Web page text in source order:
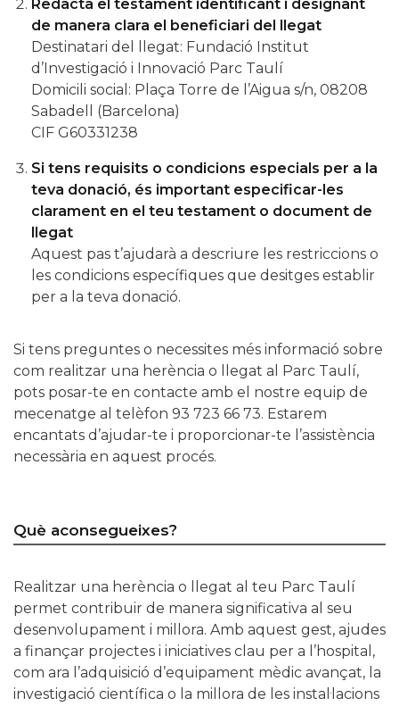
Redacta el testament identificant i designant
de manera clara el beneficiari del llegat
Destinatari del llegat: Fundació Institut
d’Investigació i Innovació Parc Taulí
Domicili social: Plaça Torre de l’Aigua s/n, 08208
Sabadell (Barcelona)
CIF G60331238
Si tens requisits o condicions especials per a la
teva donació, és important especificar-les
clarament en el teu testament o document de
llegat
Aquest pas t’ajudarà a descriure les restriccions o
les condicions específiques que desitges establir
per a la teva donació.
Si tens preguntes o necessites més informació sobre
com realitzar una herència o llegat al Parc Taulí,
pots posar-te en contacte amb el nostre equip de
mecenatge al telèfon 93 723 66 73. Estarem
encantats d’ajudar-te i proporcionar-te l’assistència
necessària en aquest procés.
Què aconsegueixes?
Realitzar una herència o llegat al teu Parc Taulí
permet contribuir de manera significativa al seu
desenvolupament i millora. Amb aquest gest, ajudes
a finançar projectes i iniciatives clau per a l’hospital,
com ara l’adquisició d’equipament mèdic avançat, la
investigació científica o la millora de les instal·lacions